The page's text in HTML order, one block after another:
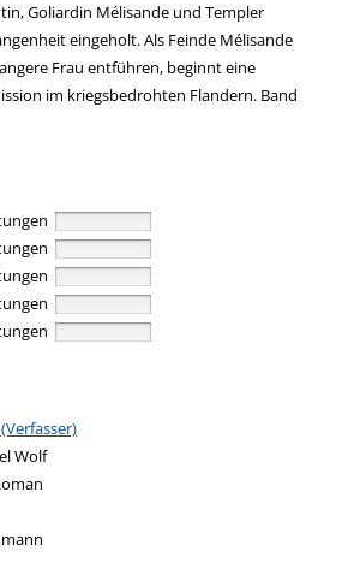
Goliardin Mélisande und Templer
eingeholt. Als Feinde Mélisande
Frau entführen, beginnt eine
im kriegsbedrohten Flandern. Band
Verfasser
Wolf